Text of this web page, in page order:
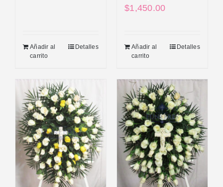
Añadir al
carrito
Detalles
$1,450.00
Añadir al
carrito
Detalles